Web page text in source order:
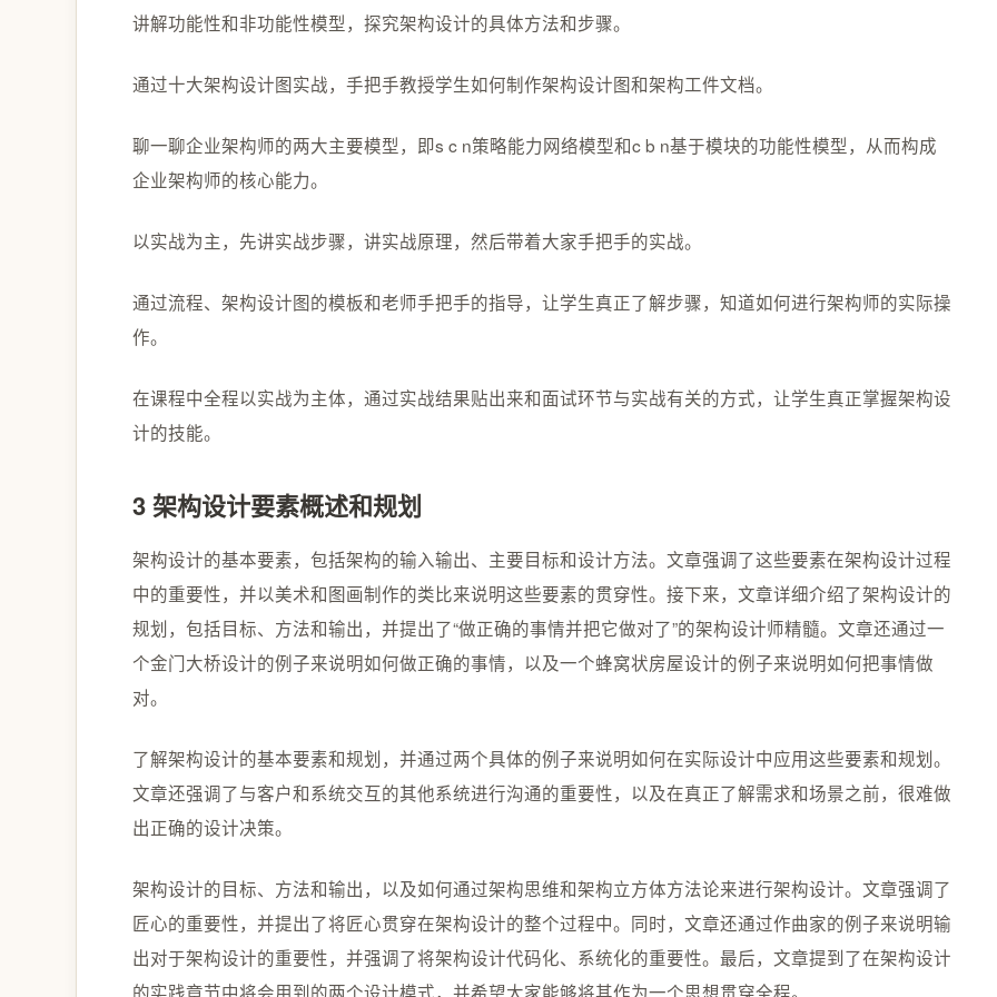
讲解功能性和非功能性模型，探究架构设计的具体方法和步骤。
通过十大架构设计图实战，手把手教授学生如何制作架构设计图和架构工件文档。
聊一聊企业架构师的两大主要模型，即s c n策略能力网络模型和c b n基于模块的功能性模型，从而构成
企业架构师的核心能力。
以实战为主，先讲实战步骤，讲实战原理，然后带着大家手把手的实战。
通过流程、架构设计图的模板和老师手把手的指导，让学生真正了解步骤，知道如何进行架构师的实际操
作。
在课程中全程以实战为主体，通过实战结果贴出来和面试环节与实战有关的方式，让学生真正掌握架构设
计的技能。
3 架构设计要素概述和规划
架构设计的基本要素，包括架构的输入输出、主要目标和设计方法。文章强调了这些要素在架构设计过程
中的重要性，并以美术和图画制作的类比来说明这些要素的贯穿性。接下来，文章详细介绍了架构设计的
规划，包括目标、方法和输出，并提出了“做正确的事情并把它做对了”的架构设计师精髓。文章还通过一
个金门大桥设计的例子来说明如何做正确的事情，以及一个蜂窝状房屋设计的例子来说明如何把事情做
对。
了解架构设计的基本要素和规划，并通过两个具体的例子来说明如何在实际设计中应用这些要素和规划。
文章还强调了与客户和系统交互的其他系统进行沟通的重要性，以及在真正了解需求和场景之前，很难做
出正确的设计决策。
架构设计的目标、方法和输出，以及如何通过架构思维和架构立方体方法论来进行架构设计。文章强调了
匠心的重要性，并提出了将匠心贯穿在架构设计的整个过程中。同时，文章还通过作曲家的例子来说明输
出对于架构设计的重要性，并强调了将架构设计代码化、系统化的重要性。最后，文章提到了在架构设计
的实践章节中将会用到的两个设计模式，并希望大家能够将其作为一个思想贯穿全程。